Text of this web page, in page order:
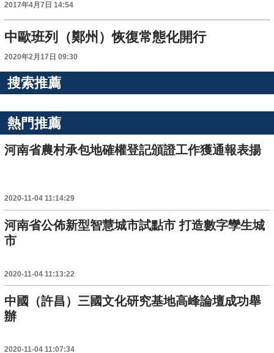
2017年4月7日 14:54
中歐班列（鄭州）恢復常態化開行
2020年2月17日 09:30
搜索推薦
熱門推薦
河南省農村承包地確權登記頒證工作獲通報表揚
2020-11-04 11:14:29
河南省公佈新型智慧城市試點市 打造數字孿生城
市
2020-11-04 11:13:22
中國（許昌）三國文化研究基地高峰論壇成功舉
辦
2020-11-04 11:07:34